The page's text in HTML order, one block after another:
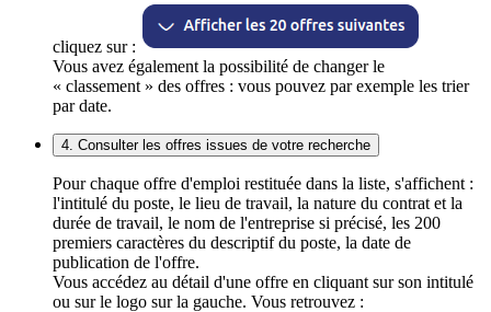
cliquez sur :
Vous avez également la possibilité de changer le
« classement » des offres : vous pouvez par exemple les trier
par date.
4. Consulter les offres issues de votre recherche
Pour chaque offre d'emploi restituée dans la liste, s'affichent :
l'intitulé du poste, le lieu de travail, la nature du contrat et la
durée de travail, le nom de l'entreprise si précisé, les 200
premiers caractères du descriptif du poste, la date de
publication de l'offre.
Vous accédez au détail d'une offre en cliquant sur son intitulé
ou sur le logo sur la gauche. Vous retrouvez :